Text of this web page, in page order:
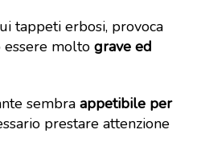
tappeti erbosi, provoca
essere molto grave ed
sembra appetibile per
prestare attenzione